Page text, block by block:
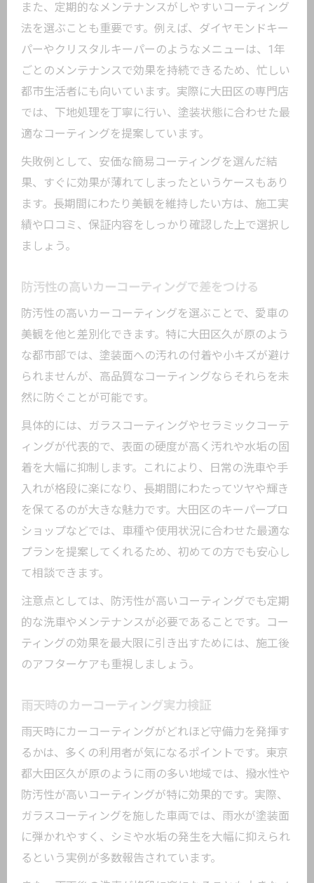
また、定期的なメンテナンスがしやすいコーティング
法を選ぶことも重要です。例えば、ダイヤモンドキー
パーやクリスタルキーパーのようなメニューは、1年
ごとのメンテナンスで効果を持続できるため、忙しい
都市生活者にも向いています。実際に大田区の専門店
では、下地処理を丁寧に行い、塗装状態に合わせた最
適なコーティングを提案しています。
失敗例として、安価な簡易コーティングを選んだ結
果、すぐに効果が薄れてしまったというケースもあり
ます。長期間にわたり美観を維持したい方は、施工実
績や口コミ、保証内容をしっかり確認した上で選択し
ましょう。
防汚性の高いカーコーティングで差をつける
防汚性の高いカーコーティングを選ぶことで、愛車の
美観を他と差別化できます。特に大田区久が原のよう
な都市部では、塗装面への汚れの付着や小キズが避け
られませんが、高品質なコーティングならそれらを未
然に防ぐことが可能です。
具体的には、ガラスコーティングやセラミックコーテ
ィングが代表的で、表面の硬度が高く汚れや水垢の固
着を大幅に抑制します。これにより、日常の洗車や手
入れが格段に楽になり、長期間にわたってツヤや輝き
を保てるのが大きな魅力です。大田区のキーパープロ
ショップなどでは、車種や使用状況に合わせた最適な
プランを提案してくれるため、初めての方でも安心し
て相談できます。
注意点としては、防汚性が高いコーティングでも定期
的な洗車やメンテナンスが必要であることです。コー
ティングの効果を最大限に引き出すためには、施工後
のアフターケアも重視しましょう。
雨天時のカーコーティング実力検証
雨天時にカーコーティングがどれほど守備力を発揮す
るかは、多くの利用者が気になるポイントです。東京
都大田区久が原のように雨の多い地域では、撥水性や
防汚性が高いコーティングが特に効果的です。実際、
ガラスコーティングを施した車両では、雨水が塗装面
に弾かれやすく、シミや水垢の発生を大幅に抑えられ
るという実例が多数報告されています。